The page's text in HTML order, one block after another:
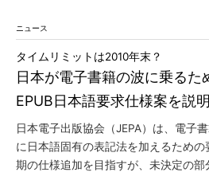
ニュース
日本が電子書籍の波に乗る
EPUB日本語要求仕様案を説明
タイムリミットは2010年末？
日本電子出版協会（JEPA）は、電子
に日本語固有の表記法を加えるため
期の仕様追加を目指すが、未決定の部